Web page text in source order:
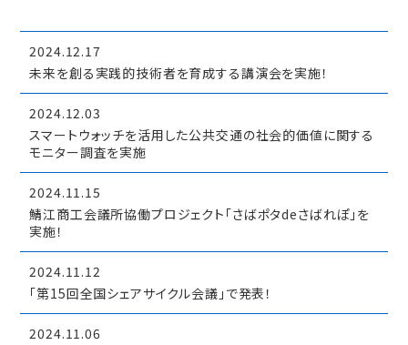
2024.12.17
未来を創る実践的技術者を育成する講演会を実施！
2024.12.03
スマートウォッチを活用した公共交通の社会的価値に関する
モニター調査を実施
2024.11.15
鯖江商工会議所協働プロジェクト「さばポタdeさばれぽ」を
実施！
2024.11.12
「第15回全国シェアサイクル会議」で発表！
2024.11.06